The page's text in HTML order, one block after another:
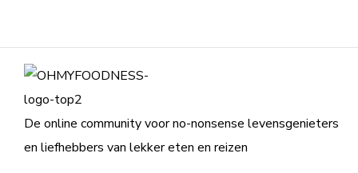
De online community voor no-nonsense levensgenieters
en liefhebbers van lekker eten en reizen